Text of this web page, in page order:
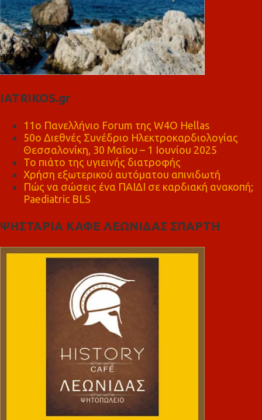
IATRIKOS.gr
11ο Πανελλήνιο Forum της W4O Hellas
50ο Διεθνές Συνέδριο Ηλεκτροκαρδιολογίας
Θεσσαλονίκη, 30 Μαΐου – 1 Ιουνίου 2025
Το πιάτο της υγιεινής διατροφής
Χρήση εξωτερικού αυτόματου απινιδωτή
Πώς να σώσεις ένα ΠΑΙΔΙ σε καρδιακή ανακοπή;
Paediatric BLS
ΨΗΣΤΑΡΙΑ ΚΑΦΕ ΛΕΩΝΙΔΑΣ ΣΠΑΡΤΗ